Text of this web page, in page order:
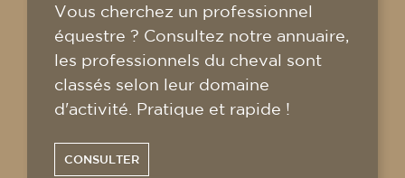
Vous cherchez un professionnel
équestre ? Consultez notre annuaire,
les professionnels du cheval sont
classés selon leur domaine
d'activité. Pratique et rapide !
CONSULTER